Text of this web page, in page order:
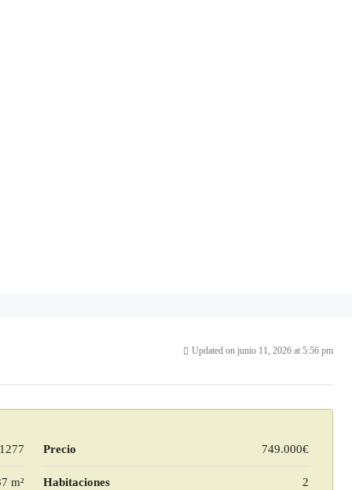
Updated on junio 11, 2026 at 5:56 pm
Precio 749.000€
m² Habitaciones 2